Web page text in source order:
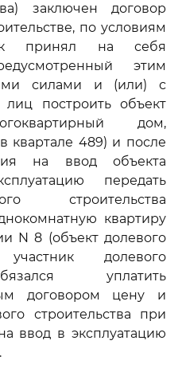
заключен договор
по условиям
принял на себя
этим
силами и (или) с
построить объект
дом,
квартале 489) и после
на ввод объекта
передать
строительства
квартиру
N 8 (объект долевого
долевого
уплатить
договором цену и
строительства при
ввод в эксплуатацию